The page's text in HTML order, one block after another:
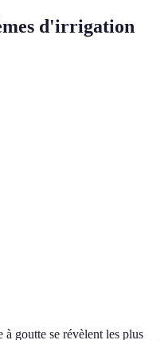
d'irrigation
à goutte se révèlent les plus